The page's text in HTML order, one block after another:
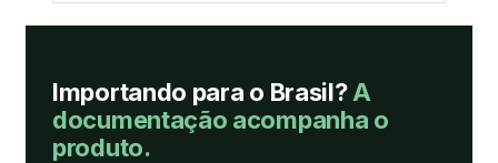
Importando para o Brasil?A
documentação acompanha o
produto.